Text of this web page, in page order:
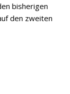
bisherigen
den zweiten